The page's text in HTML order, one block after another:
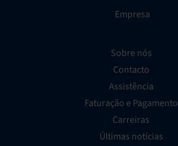
Empresa
Sobre nós
Contacto
Assistência
Faturação e Pagamento
Carreiras
Últimas notícias